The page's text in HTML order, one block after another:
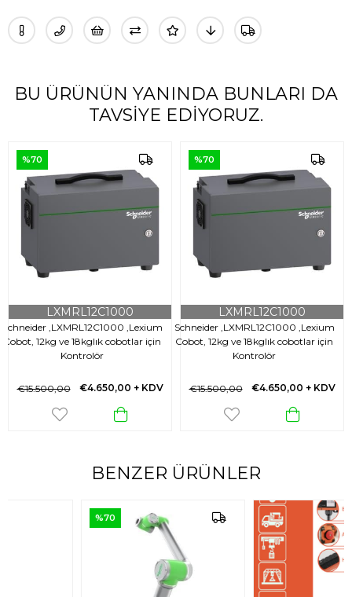
BU ÜRÜNÜN YANINDA BUNLARI DA
TAVSIYE EDIYORUZ.
Schneider ,LXMRL12C1000 ,Lexium
Cobot, 12kg ve 18kglık cobotlar için
Kontrolör
LXMRL12C1000
€4.650,00 + KDV
€15.500,00
%70
Schneider ,LXMRL12C1000 ,Lexium
Cobot, 12kg ve 18kglık cobotlar için
Kontrolör
LXMRL12C1000
€4.650,00 + KDV
€15.500,00
%70
BENZER ÜRÜNLER